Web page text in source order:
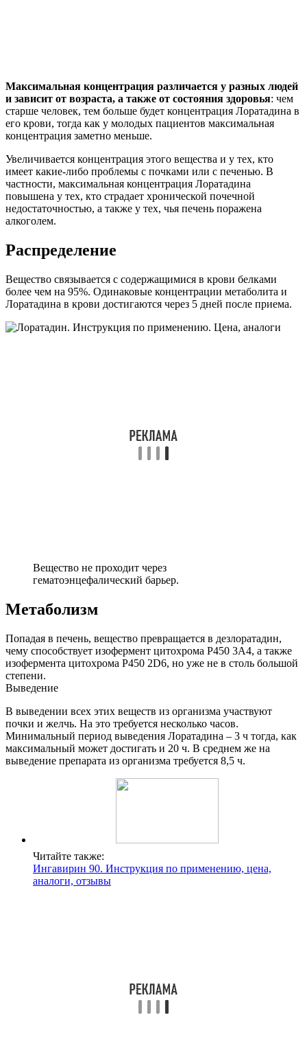
Максимальная концентрация различается у разных людей
и зависит от возраста, а также от состояния здоровья: чем
старше человек, тем больше будет концентрация Лоратадина в
его крови, тогда как у молодых пациентов максимальная
концентрация заметно меньше.
Увеличивается концентрация этого вещества и у тех, кто
имеет какие-либо проблемы с почками или с печенью. В
частности, максимальная концентрация Лоратадина
повышена у тех, кто страдает хронической почечной
недостаточностью, а также у тех, чья печень поражена
алкоголем.
Распределение
Вещество связывается с содержащимися в крови белками
более чем на 95%. Одинаковые концентрации метаболита и
Лоратадина в крови достигаются через 5 дней после приема.
Вещество не проходит через
гематоэнцефалический барьер.
Метаболизм
Попадая в печень, вещество превращается в дезлоратадин,
чему способствует изофермент цитохрома Р450 3А4, а также
изофермента цитохрома Р450 2D6, но уже не в столь большой
степени.
Выведение
В выведении всех этих веществ из организма участвуют
почки и желчь. На это требуется несколько часов.
Минимальный период выведения Лоратадина – 3 ч тогда, как
максимальный может достигать и 20 ч. В среднем же на
выведение препарата из организма требуется 8,5 ч.
Читайте также:
Ингавирин 90. Инструкция по применению, цена,
аналоги, отзывы